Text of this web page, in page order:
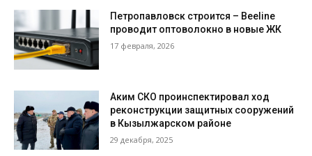
Петропавловск строится – Beeline
проводит оптоволокно в новые ЖК
17 февраля, 2026
Аким СКО проинспектировал ход
реконструкции защитных сооружений
в Кызылжарском районе
29 декабря, 2025